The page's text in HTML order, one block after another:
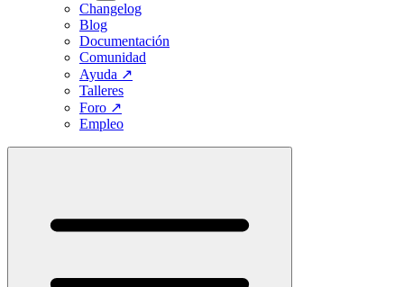
Changelog
Blog
Documentación
Comunidad
Ayuda ↗
Talleres
Foro ↗
Empleo